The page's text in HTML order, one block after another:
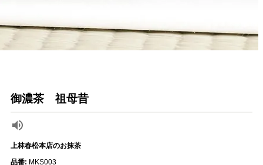
御濃茶 祖母昔
上林春松本店のお抹茶
品番: MKS003